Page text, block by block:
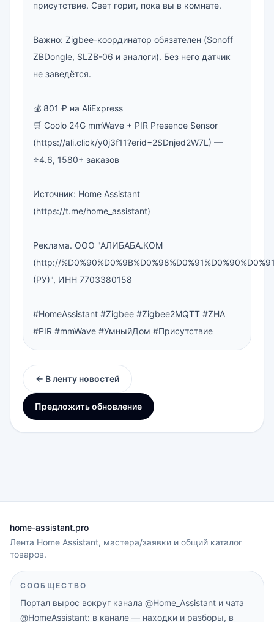
присутствие. Свет горит, пока вы в комнате.
Важно: Zigbee-координатор обязателен (Sonoff
ZBDongle, SLZB-06 и аналоги). Без него датчик
не заведётся.
💰 801 ₽ на AliExpress
🛒 Coolo 24G mmWave + PIR Presence Sensor
(https://ali.click/y0j3f11?erid=2SDnjed2W7L) —
⭐4.6, 1580+ заказов
Источник: Home Assistant
(https://t.me/home_assistant)
Реклама. ООО "АЛИБАБА.КОМ
(http://
(РУ)", ИНН 7703380158
#HomeAssistant #Zigbee #Zigbee2MQTT #ZHA
#PIR #mmWave #УмныйДом #Присутствие
← В ленту новостей
Предложить обновление
home-assistant.pro
Лента Home Assistant, мастера/заявки и общий каталог
товаров.
СООБЩЕСТВО
Портал вырос вокруг канала @Home_Assistant и чата
@HomeAssistant: в канале — находки и разборы, в